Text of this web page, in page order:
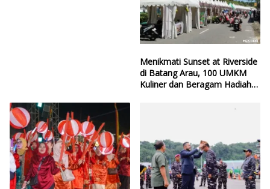
Menikmati Sunset at Riverside
di Batang Arau, 100 UMKM
Kuliner dan Beragam Hadiah